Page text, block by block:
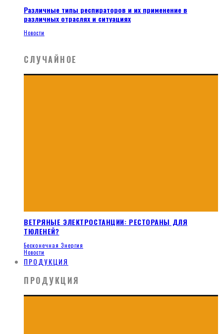
Различные типы респираторов и их применение в
различных отраслях и ситуациях
Новости
СЛУЧАЙНОЕ
ВЕТРЯНЫЕ ЭЛЕКТРОСТАНЦИИ: РЕСТОРАНЫ ДЛЯ
ТЮЛЕНЕЙ?
Бесконечная Энергия
Новости
ПРОДУКЦИЯ
ПРОДУКЦИЯ